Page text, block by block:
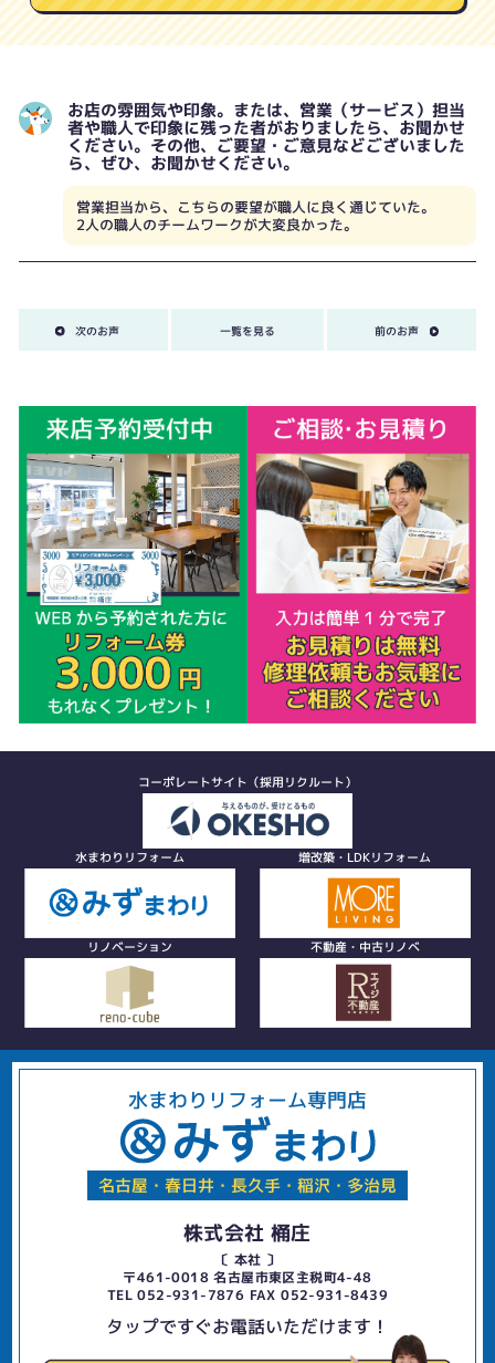
お店の雰囲気や印象。または、営業（サービス）担当
者や職人で印象に残った者がおりましたら、お聞かせ
ください。その他、ご要望・ご意見などございました
ら、ぜひ、お聞かせください。
営業担当から、こちらの要望が職人に良く通じていた。
2人の職人のチームワークが大変良かった。
次のお声 一覧を見る 前のお声
コーポレートサイト（採用リクルート）
水まわりリフォーム 増改築・LDKリフォーム
リノベーション 不動産・中古リノベ
水まわりリフォーム専門店
名古屋・春日井・長久手・稲沢・多治見
株式会社 桶庄
〔 本社 〕
〒461-0018 名古屋市東区主税町4-48
TEL 052-931-7876 FAX 052-931-8439
タップですぐお電話いただけます！